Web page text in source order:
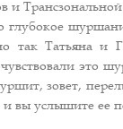
и
глубокое
Татьяна и
это
зовет,
вы услышите ее